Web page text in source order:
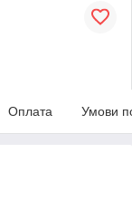
Оплата Умови